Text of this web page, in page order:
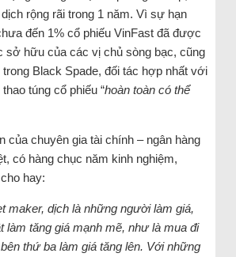
rộng rãi trong 1 năm. Vì sự hạn
đến 1% cổ phiếu VinFast đã được
sở hữu của các vị chủ sòng bạc, cũng
Black Spade, đối tác hợp nhất với
túng cổ phiếu “hoàn toàn có thể
của chuyên gia tài chính – ngân hàng
có hàng chục năm kinh nghiệm,
hay:
maker, dịch là những người làm giá,
làm tăng giá mạnh mẽ, như là mua đi
thứ ba làm giá tăng lên. Với những